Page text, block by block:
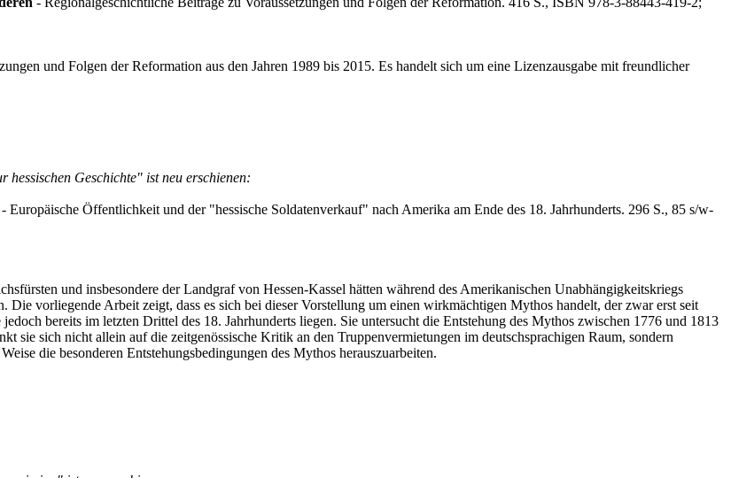
und Folgen der Reformation aus den Jahren 1989 bis 2015. Es handelt sich um eine Lizenzausgabe mit freundlicher
Geschichte" ist neu erschienen:
- Europäische Öffentlichkeit und der "hessische Soldatenverkauf" nach Amerika am Ende des 18. Jahrhunderts. 296 S., 85 s/w-
und insbesondere der Landgraf von Hessen-Kassel hätten während des Amerikanischen Unabhängigkeitskriegs
vorliegende Arbeit zeigt, dass es sich bei dieser Vorstellung um einen wirkmächtigen Mythos handelt, der zwar erst seit
bereits im letzten Drittel des 18. Jahrhunderts liegen. Sie untersucht die Entstehung des Mythos zwischen 1776 und 1813
sie sich nicht allein auf die zeitgenössische Kritik an den Truppenvermietungen im deutschsprachigen Raum, sondern
die besonderen Entstehungsbedingungen des Mythos herauszuarbeiten.